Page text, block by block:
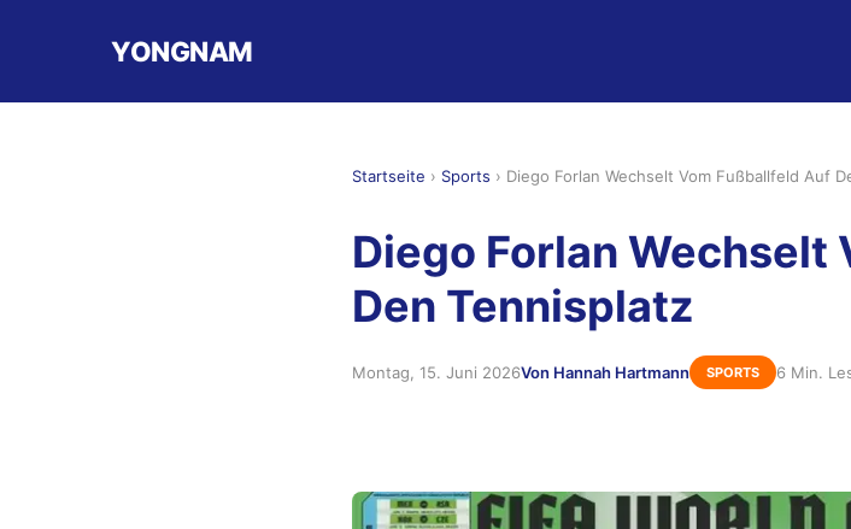
YONGNAM
Startseite › Sports › Diego Forlan Wechselt Vom Fußballfeld Auf
Diego Forlan
Den Tennisplatz
Montag, 15. Juni 2026Von Hannah Hartmann SPORTS 6 Min.